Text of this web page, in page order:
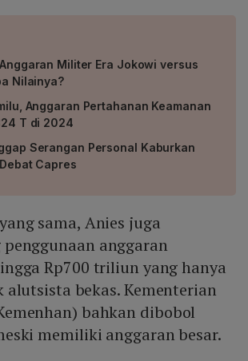
Militer Era Jokowi versus
Nilainya?
Anggaran Pertahanan Keamanan
T di 2024
Serangan Personal Kaburkan
Capres
sama, Anies juga
anggaran
Rp700 triliun yang hanya
bekas. Kementerian
bahkan dibobol
memiliki anggaran besar.